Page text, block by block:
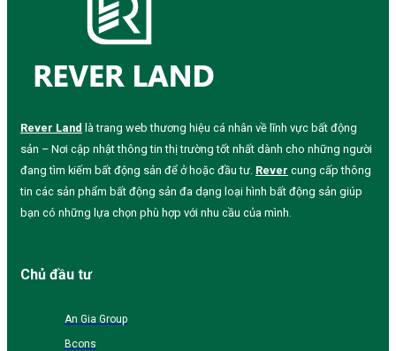
Rever Land là trang web thương hiệu cá nhân về lĩnh vực bất động
sản – Nơi cập nhật thông tin thị trường tốt nhất dành cho những người
đang tìm kiếm bất động sản để ở hoặc đầu tư. Rever cung cấp thông
tin các sản phẩm bất động sản đa dạng loại hình bất động sản giúp
bạn có những lựa chọn phù hợp với nhu cầu của mình.
Chủ đầu tư
An Gia Group
Bcons